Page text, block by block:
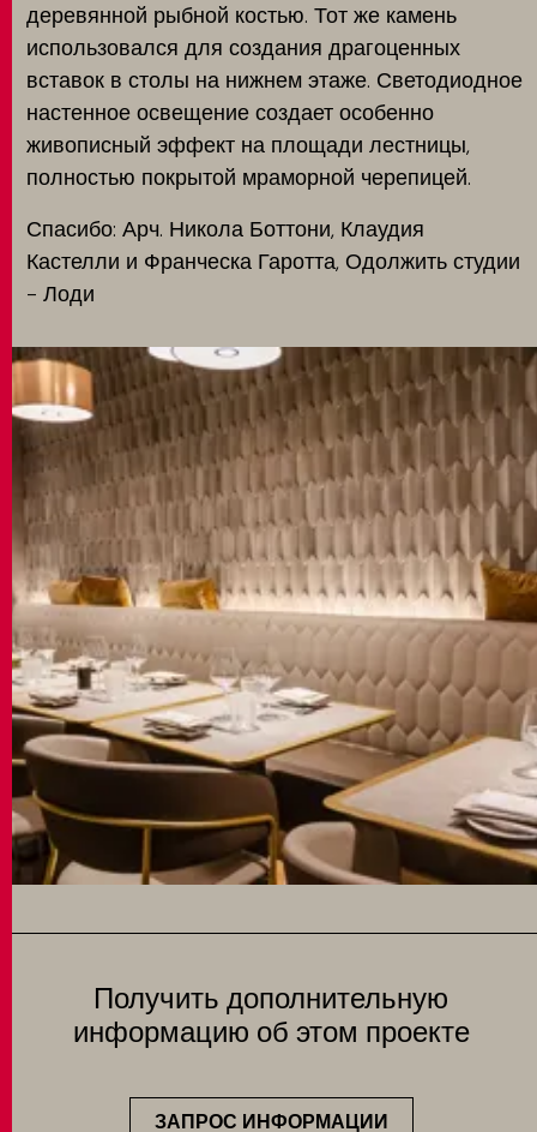
деревянной рыбной костью. Тот же камень
использовался для создания драгоценных
вставок в столы на нижнем этаже. Светодиодное
настенное освещение создает особенно
живописный эффект на площади лестницы,
полностью покрытой мраморной черепицей.
Спасибо: Арч. Никола Боттони, Клаудия
Кастелли и Франческа Гаротта, Одолжить студии
- Лоди
Получить дополнительную
информацию об этом проекте
ЗАПРОС ИНФОРМАЦИИ